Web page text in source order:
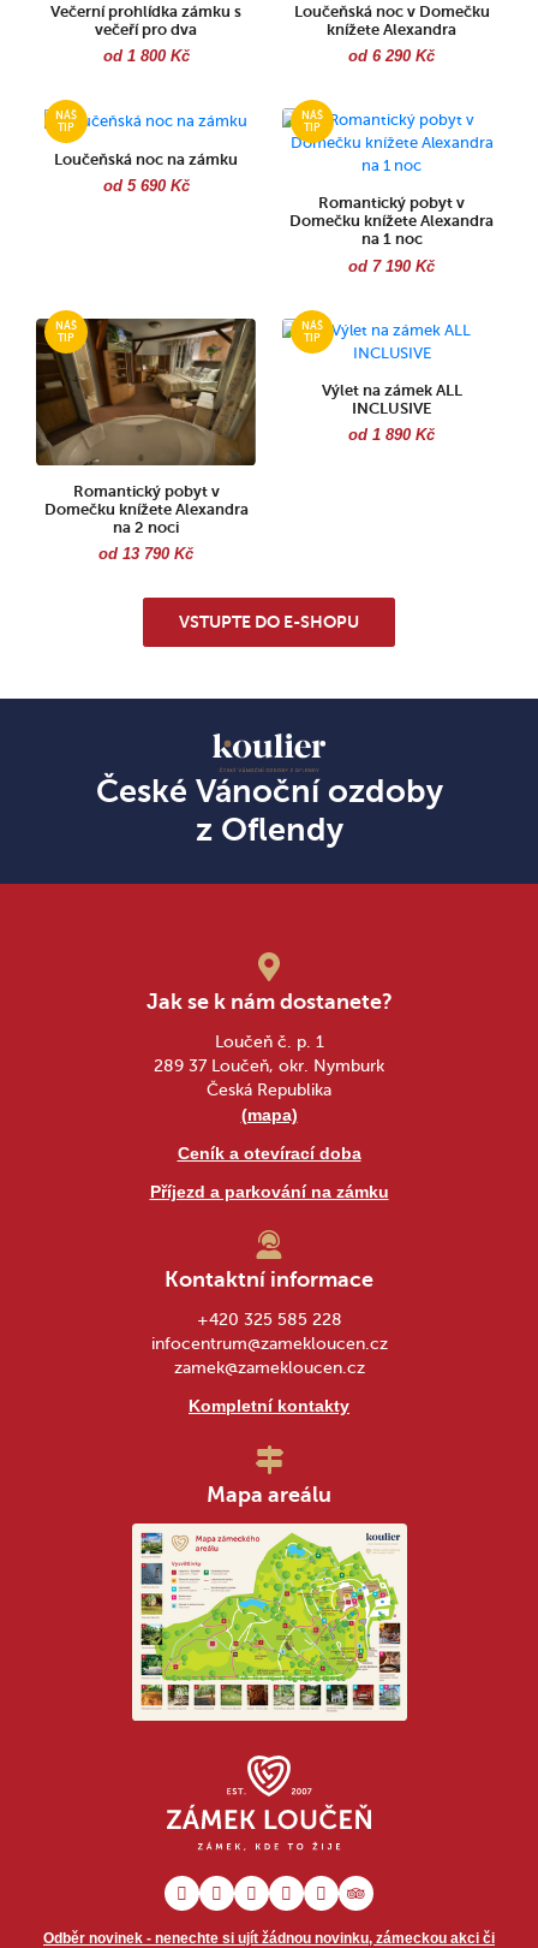
Večerní prohlídka zámku s
večeří pro dva
od 1 800 Kč
Loučeňská noc v Domečku
knížete Alexandra
od 6 290 Kč
Loučeňská noc na zámku
od 5 690 Kč
Romantický pobyt v
Domečku knížete Alexandra
na 1 noc
od 7 190 Kč
Romantický pobyt v
Domečku knížete Alexandra
na 2 noci
od 13 790 Kč
Výlet na zámek ALL
INCLUSIVE
od 1 890 Kč
VSTUPTE DO E-SHOPU
České Vánoční ozdoby
z Oflendy
Jak se k nám dostanete?
Loučeň č. p. 1
289 37 Loučeň, okr. Nymburk
Česká Republika
(mapa)
Ceník a otevírací doba
Příjezd a parkování na zámku
Odběr novinek - nenechte si ujít žádnou novinku, zámeckou akci či
Kontaktní informace
+420 325 585 228
infocentrum@zamekloucen.cz
zamek@zamekloucen.cz
Kompletní kontakty
Mapa areálu